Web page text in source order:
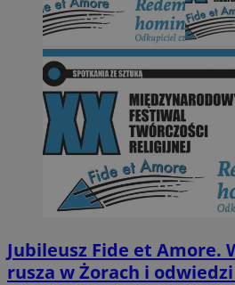
Jubileusz Fide et Amore.
rusza w Żorach i